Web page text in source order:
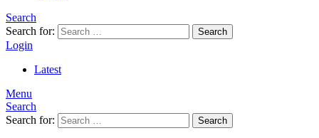
Search
Search for:
Search
Login
Latest
Menu
Search
Search for:
Search